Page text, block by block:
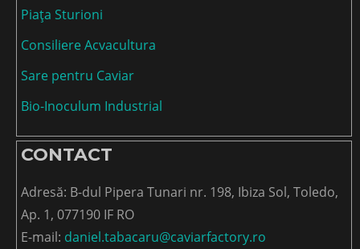
Piața Sturioni
Consiliere Acvacultura
Sare pentru Caviar
Bio-Inoculum Industrial
CONTACT
Adresă: B-dul Pipera Tunari nr. 198, Ibiza Sol, Toledo,
Ap. 1, 077190 IF RO
E-mail: daniel.tabacaru@caviarfactory.ro